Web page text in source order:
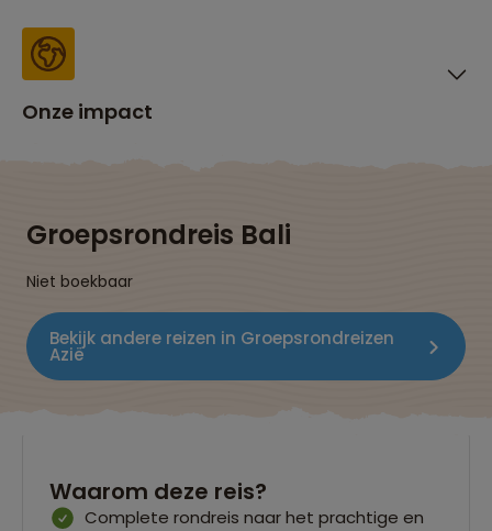
Onze impact
Groepsrondreis Bali
Niet boekbaar
Bekijk andere reizen in Groepsrondreizen
Azië
Waarom deze reis?
Complete rondreis naar het prachtige en